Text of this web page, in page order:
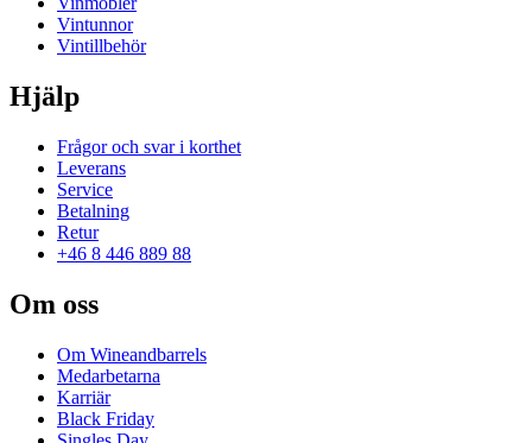
Vintunnor
Vintillbehör
Hjälp
Frågor och svar i korthet
Leverans
Service
Betalning
Retur
+46 8 446 889 88
Om oss
Om Wineandbarrels
Medarbetarna
Karriär
Black Friday